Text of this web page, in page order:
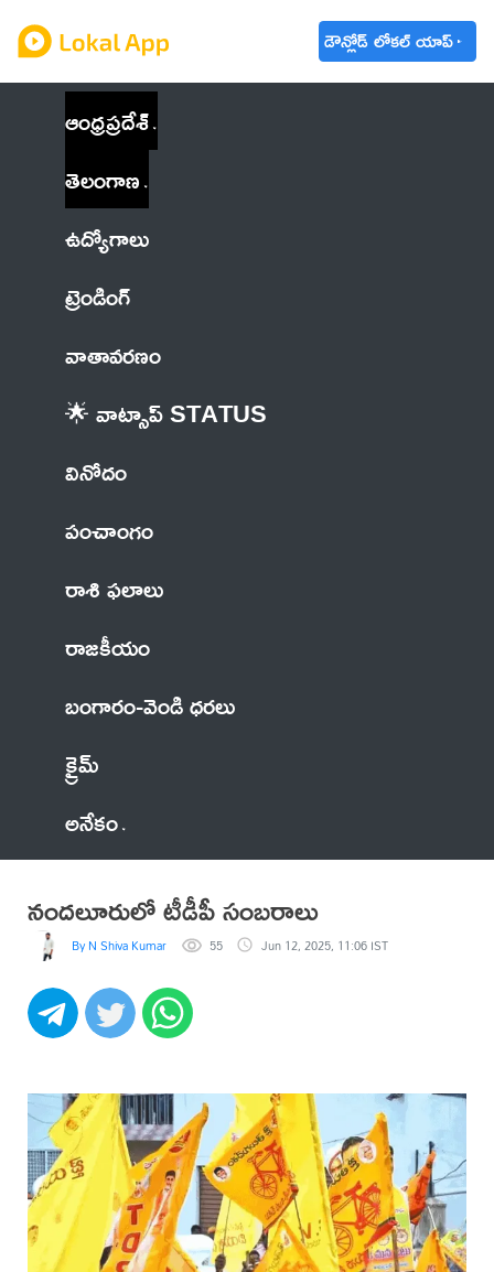
డౌన్లోడ్ లోకల్ యాప్
ఆంధ్రప్రదేశ్
తెలంగాణ
ఉద్యోగాలు
ట్రెండింగ్
వాతావరణం
🌟 వాట్సాప్ STATUS
వినోదం
పంచాంగం
రాశి ఫలాలు
రాజకీయం
బంగారం-వెండి ధరలు
క్రైమ్
అనేకం
నందలూరులో టీడీపీ సంబరాలు
By N Shiva Kumar 55 Jun 12, 2025, 11:06 IST